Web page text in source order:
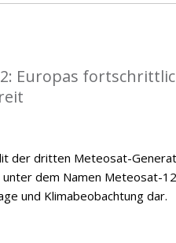
Europas
der dritten Meteosat-
unter dem Namen Meteosat-
und Klimabeobachtung dar.